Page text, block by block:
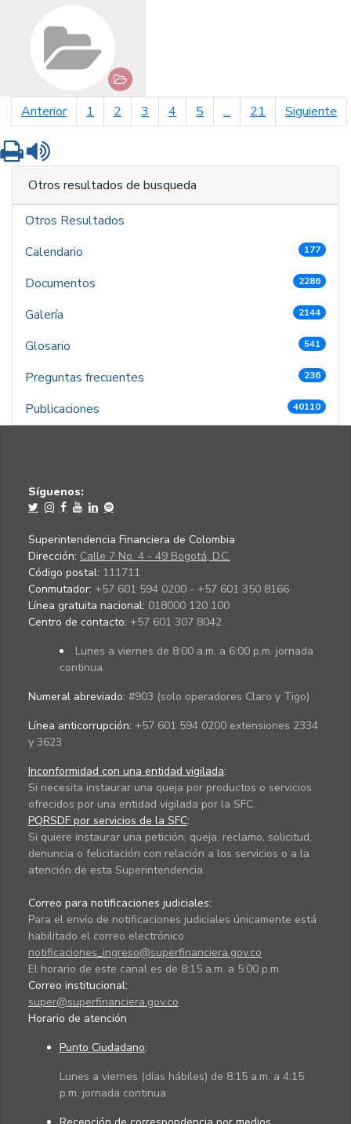
Anteriorpágina anterior
1 2 3 4 5 ... 21 Siguiente
Imprimir
Otros resultados de busqueda
Otros Resultados
Calendario
177
Documentos 2286
Galería 2144
Glosario 541
Preguntas frecuentes 236
Publicaciones 40110
Síguenos:
Superintendencia Financiera de Colombia
Dirección: Calle 7 No. 4 - 49 Bogotá, D.C.
Código postal: 111711
Conmutador: +57 601 594 0200 - +57 601 350 8166
Línea gratuita nacional: 018000 120 100
Centro de contacto: +57 601 307 8042
Lunes a viernes de 8:00 a.m. a 6:00 p.m. jornada
continua.
Numeral abreviado: #903 (solo operadores Claro y Tigo)
Línea anticorrupción: +57 601 594 0200 extensiones 2334
y 3623
Inconformidad con una entidad vigilada:
Si necesita instaurar una queja por productos o servicios
ofrecidos por una entidad vigilada por la SFC.
PQRSDF por servicios de la SFC:
Si quiere instaurar una petición, queja, reclamo, solicitud,
denuncia o felicitación con relación a los servicios o a la
atención de esta Superintendencia.
Correo para notificaciones judiciales:
Para el envío de notificaciones judiciales únicamente está
habilitado el correo electrónico
notificaciones_ingreso@superfinanciera.gov.co
El horario de este canal es de 8:15 a.m. a 5:00 p.m.
Correo institucional:
super@superfinanciera.gov.co
Horario de atención
Punto Ciudadano:
Lunes a viernes (días hábiles) de 8:15 a.m. a 4:15
p.m. jornada continua